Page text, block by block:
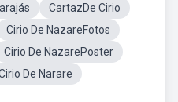
CartazDe Cirio
Cirio De NazareFotos
Cirio De NazarePoster
De Narare